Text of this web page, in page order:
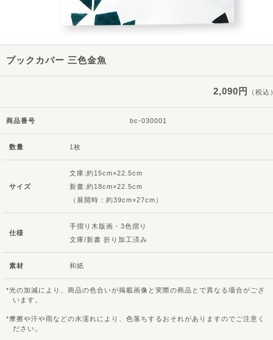
数量 1枚
サイズ
文庫:約15cm×22.5cm
新書:約18cm×22.5cm
（展開時：約39cm×27cm）
仕様
手摺り木版画・3色摺り
文庫/新書 折り加工済み
素材 和紙
光の加減により、商品の色合いが掲載画像と実際の商品とで異なる場合がござ
います。
摩擦や汗や雨などの水濡れにより、色落ちするおそれがありますのでご注意く
ださい。
ブックカバー 三色金魚
2,090円 （税込
商品番号 bc-030001